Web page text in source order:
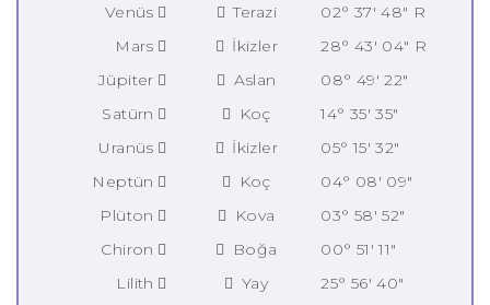
Venüs
Terazi
02° 37' 48" R
Mars
İkizler
28° 43' 04" R
Jüpiter
Aslan
08° 49' 22"
Satürn
Koç
14° 35' 35"
Uranüs
İkizler
05° 15' 32"
Neptün
Koç
04° 08' 09"
Plüton
Kova
03° 58' 52"
Chiron
Boğa
00° 51' 11"
Lilith
Yay
25° 56' 40"